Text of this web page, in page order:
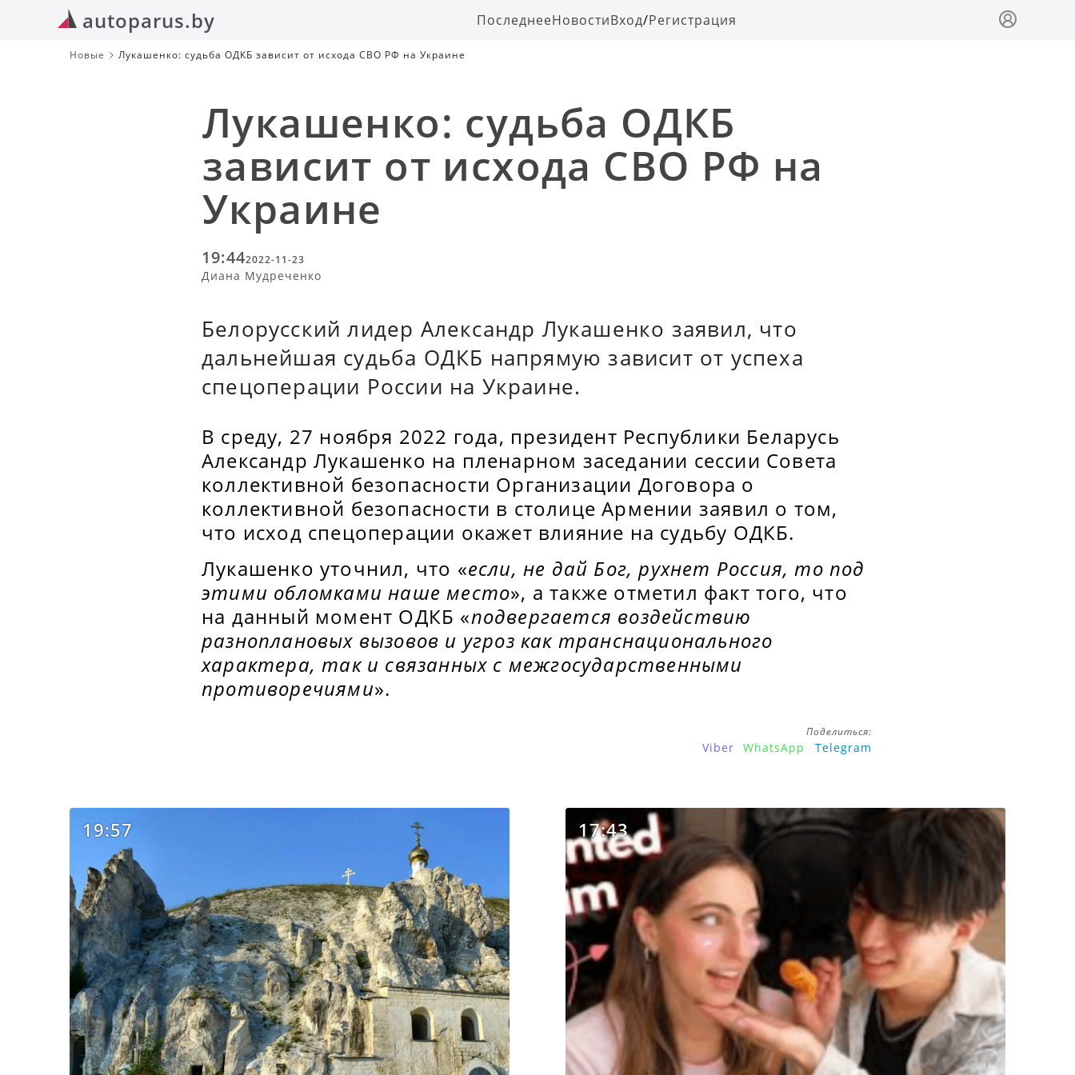
autoparus.by ПоследнееНовостиВход/Регистрация
Новые Лукашенко: судьба ОДКБ зависит от исхода СВО РФ на Украине
Лукашенко: судьба ОДКБ
зависит от исхода СВО РФ на
Украине
19:442022-11-23
Диана Мудреченко
Белорусский лидер Александр Лукашенко заявил, что
дальнейшая судьба ОДКБ напрямую зависит от успеха
спецоперации России на Украине.
В среду, 27 ноября 2022 года, президент Республики Беларусь
Александр Лукашенко на пленарном заседании сессии Совета
коллективной безопасности Организации Договора о
коллективной безопасности в столице Армении заявил о том,
что исход спецоперации окажет влияние на судьбу ОДКБ.
Лукашенко уточнил, что «если, не дай Бог, рухнет Россия, то под
этими обломками наше место», а также отметил факт того, что
на данный момент ОДКБ «подвергается воздействию
разноплановых вызовов и угроз как транснационального
характера, так и связанных с межгосударственными
противоречиями».
Поделиться:
Viber WhatsApp Telegram
19:57 17:43